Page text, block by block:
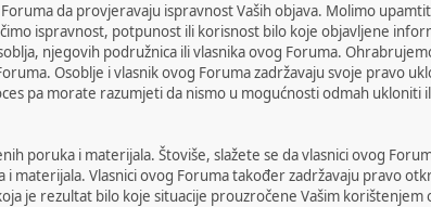
da provjeravaju ispravnost Vaših objava. Molimo
ispravnost, potpunost ili korisnost bilo koje objavljene
njegovih podružnica ili vlasnika ovog Foruma.
Osoblje i vlasnik ovog Foruma zadržavaju svoje pravo
pa morate razumjeti da nismo u mogućnosti odmah
poruka i materijala. Štoviše, slažete se da vlasnici ovog
i materijala. Vlasnici ovog Foruma također zadržavaju pravo
je rezultat bilo koje situacije prouzročene Vašim korištenjem